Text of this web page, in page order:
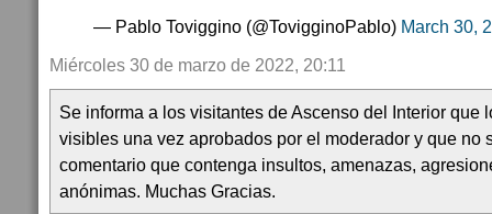
— Pablo Toviggino (@TovigginoPablo) March 30,
Miércoles 30 de marzo de 2022, 20:11
Se informa a los visitantes de Ascenso del Interior que
visibles una vez aprobados por el moderador y que no
comentario que contenga insultos, amenazas,
anónimas. Muchas Gracias.